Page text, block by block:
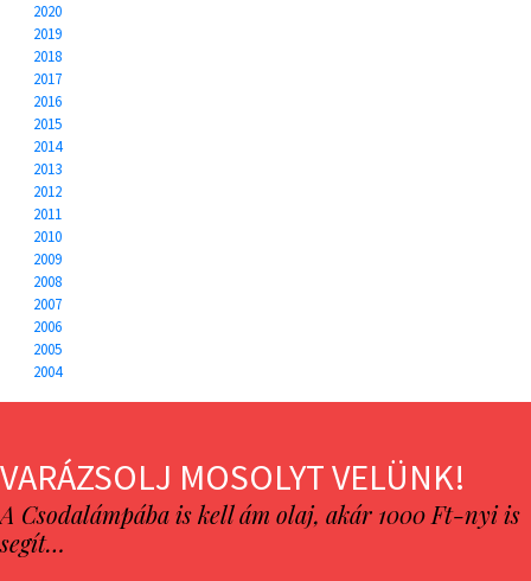
2020
2019
2018
2017
2016
2015
2014
2013
2012
2011
2010
2009
2008
2007
2006
2005
2004
VARÁZSOLJ MOSOLYT VELÜNK!
A Csodalámpába is kell ám olaj, akár 1000 Ft-nyi is
segít…